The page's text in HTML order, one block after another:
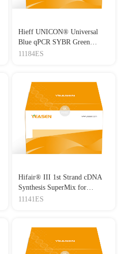
Hieff UNICON® Universal
Blue qPCR SYBR Green
Master Mix
11184ES
Hifair® III 1st Strand cDNA
Synthesis SuperMix for
qPCR(gDNA digester plus)
11141ES